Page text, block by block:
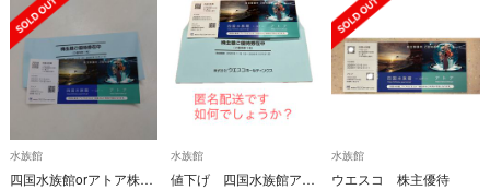
水族館
四国水族館orアトア株主優待ご招待券
水族館
値下げ 四国水族館アトア 株主優待2026/10/31期限
水族館
ウエスコ 株主優待